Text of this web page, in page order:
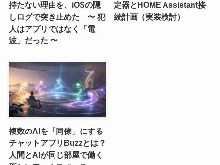
持たない理由を、iOSの隠
しログで突き止めた 〜 犯
人はアプリではなく「電
波」だった 〜
定器とHOME Assistant接
続計画（実装検討）
複数のAIを「同僚」にする
チャットアプリBuzzとは？
人間とAIが同じ部屋で働く